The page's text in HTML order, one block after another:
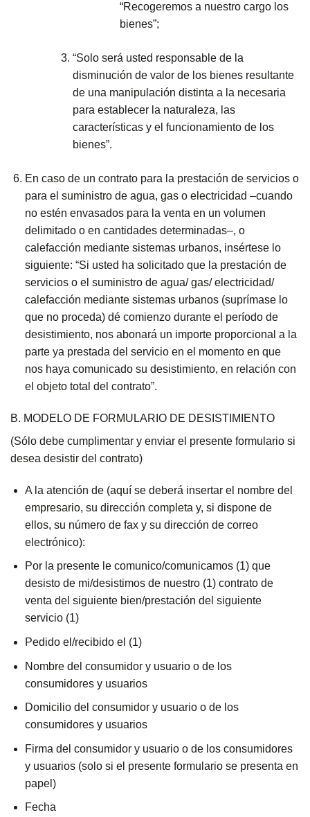
“Recogeremos a nuestro cargo los
bienes”;
“Solo será usted responsable de la
disminución de valor de los bienes resultante
de una manipulación distinta a la necesaria
para establecer la naturaleza, las
características y el funcionamiento de los
bienes”.
En caso de un contrato para la prestación de servicios o
para el suministro de agua, gas o electricidad –cuando
no estén envasados para la venta en un volumen
delimitado o en cantidades determinadas–, o
calefacción mediante sistemas urbanos, insértese lo
siguiente: “Si usted ha solicitado que la prestación de
servicios o el suministro de agua/ gas/ electricidad/
calefacción mediante sistemas urbanos (suprímase lo
que no proceda) dé comienzo durante el período de
desistimiento, nos abonará un importe proporcional a la
parte ya prestada del servicio en el momento en que
nos haya comunicado su desistimiento, en relación con
el objeto total del contrato”.
B. MODELO DE FORMULARIO DE DESISTIMIENTO
(Sólo debe cumplimentar y enviar el presente formulario si
desea desistir del contrato)
A la atención de (aquí se deberá insertar el nombre del
empresario, su dirección completa y, si dispone de
ellos, su número de fax y su dirección de correo
electrónico):
Por la presente le comunico/comunicamos (1) que
desisto de mi/desistimos de nuestro (1) contrato de
venta del siguiente bien/prestación del siguiente
servicio (1)
Pedido el/recibido el (1)
Nombre del consumidor y usuario o de los
consumidores y usuarios
Domicilio del consumidor y usuario o de los
consumidores y usuarios
Firma del consumidor y usuario o de los consumidores
y usuarios (solo si el presente formulario se presenta en
papel)
Fecha